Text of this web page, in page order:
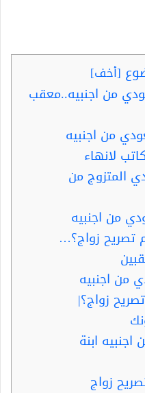
[أخف]
من اجنبيه..معقب
من اجنبيه
أوثق 3 مكاتب لانهاء
المتزوج من
من اجنبيه
تصريح زواج؟…
من اجنبيه
زواج؟|
ابنة
زواج